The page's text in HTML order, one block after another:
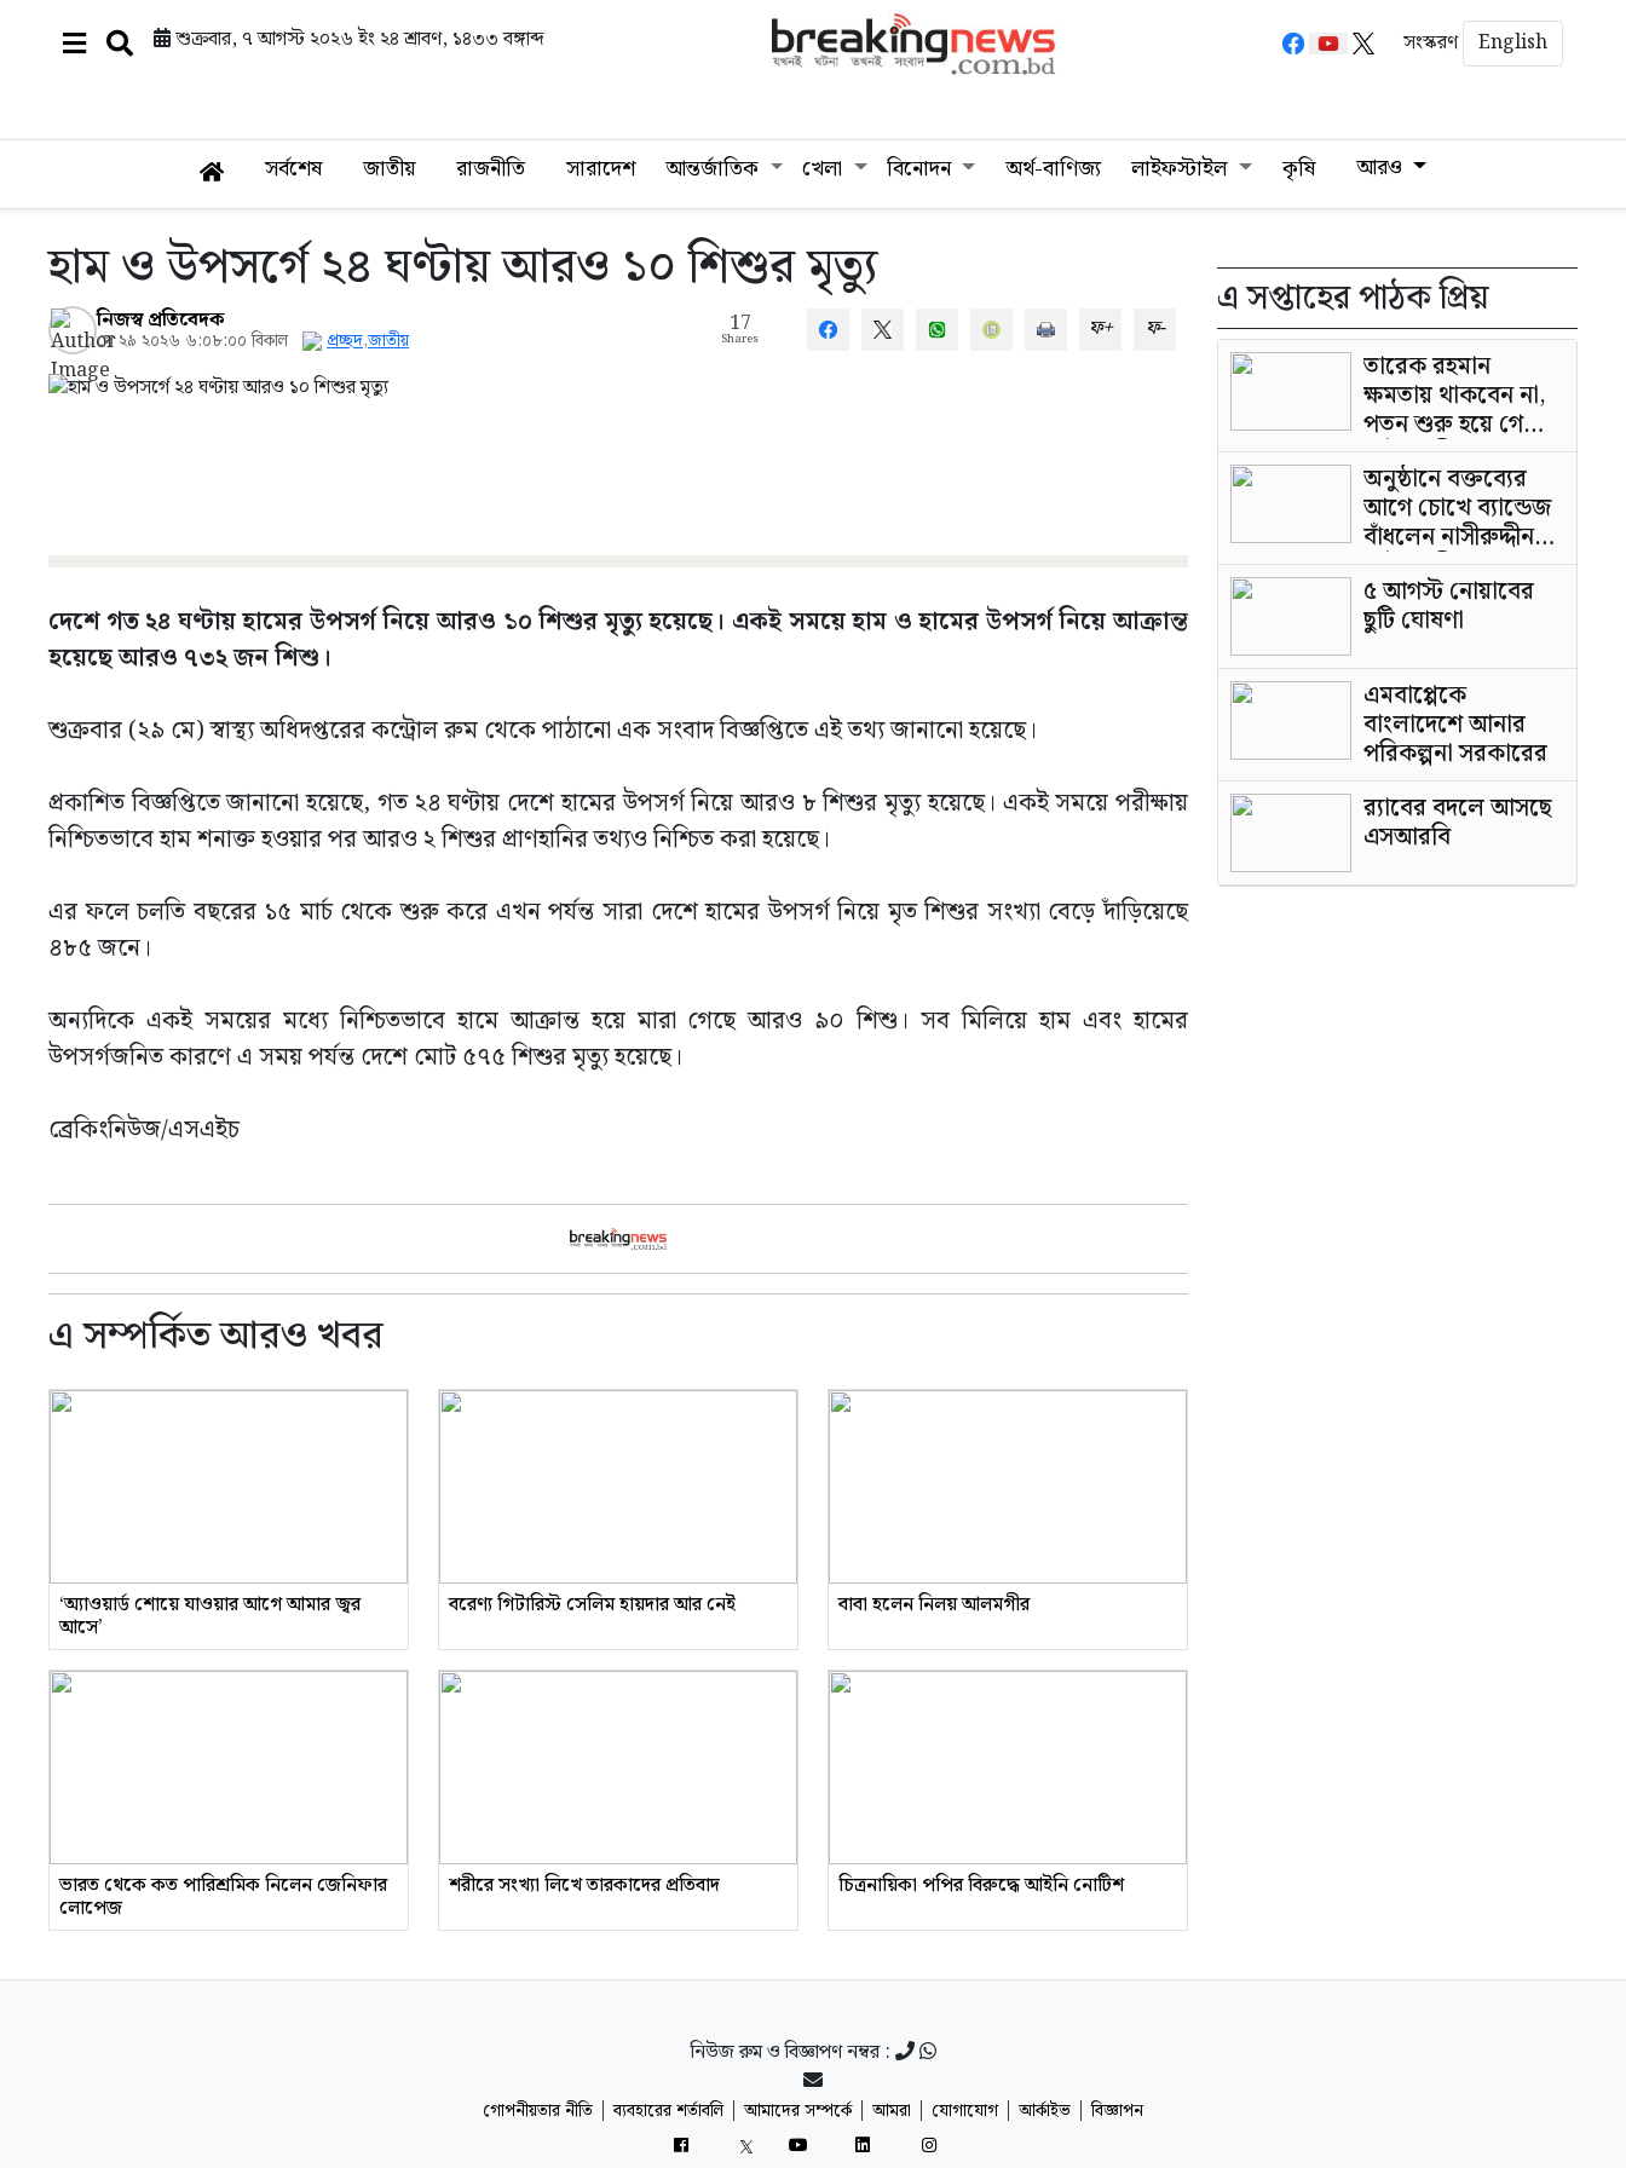
শুক্রবার, ৭ আগস্ট ২০২৬ ইং ২৪ শ্রাবণ, ১৪৩৩ বঙ্গাব্দ সংস্করণ English
সর্বশেষ জাতীয় রাজনীতি সারাদেশ আন্তর্জাতিক খেলা বিনোদন অর্থ-বাণিজ্য লাইফস্টাইল কৃষি আরও
হাম ও উপসর্গে ২৪ ঘণ্টায় আরও ১০ শিশুর মৃত্যু
নিজস্ব প্রতিবেদক
মে ২৯ ২০২৬ ৬:০৮:০০ বিকাল প্রচ্ছদ,জাতীয়
17
Shares ফ+ ফ-
দেশে গত ২৪ ঘণ্টায় হামের উপসর্গ নিয়ে আরও ১০ শিশুর মৃত্যু হয়েছে। একই সময়ে হাম ও হামের উপসর্গ নিয়ে আক্রান্ত
হয়েছে আরও ৭৩২ জন শিশু।
শুক্রবার (২৯ মে) স্বাস্থ্য অধিদপ্তরের কন্ট্রোল রুম থেকে পাঠানো এক সংবাদ বিজ্ঞপ্তিতে এই তথ্য জানানো হয়েছে।
প্রকাশিত বিজ্ঞপ্তিতে জানানো হয়েছে, গত ২৪ ঘণ্টায় দেশে হামের উপসর্গ নিয়ে আরও ৮ শিশুর মৃত্যু হয়েছে। একই সময়ে পরীক্ষায়
নিশ্চিতভাবে হাম শনাক্ত হওয়ার পর আরও ২ শিশুর প্রাণহানির তথ্যও নিশ্চিত করা হয়েছে।
এর ফলে চলতি বছরের ১৫ মার্চ থেকে শুরু করে এখন পর্যন্ত সারা দেশে হামের উপসর্গ নিয়ে মৃত শিশুর সংখ্যা বেড়ে দাঁড়িয়েছে
৪৮৫ জনে।
অন্যদিকে একই সময়ের মধ্যে নিশ্চিতভাবে হামে আক্রান্ত হয়ে মারা গেছে আরও ৯০ শিশু। সব মিলিয়ে হাম এবং হামের
উপসর্গজনিত কারণে এ সময় পর্যন্ত দেশে মোট ৫৭৫ শিশুর মৃত্যু হয়েছে।
ব্রেকিংনিউজ/এসএইচ
এ সম্পর্কিত আরও খবর
‘অ্যাওয়ার্ড শোয়ে যাওয়ার আগে আমার জ্বর
আসে’
বরেণ্য গিটারিস্ট সেলিম হায়দার আর নেই বাবা হলেন নিলয় আলমগীর
ভারত থেকে কত পারিশ্রমিক নিলেন জেনিফার
লোপেজ
শরীরে সংখ্যা লিখে তারকাদের প্রতিবাদ চিত্রনায়িকা পপির বিরুদ্ধে আইনি নোটিশ
এ সপ্তাহের পাঠক প্রিয়
তারেক রহমান
ক্ষমতায় থাকবেন না,
পতন শুরু হয়ে গেছে:
পাটওয়ারী
অনুষ্ঠানে বক্তব্যের
আগে চোখে ব্যান্ডেজ
বাঁধলেন নাসীরুদ্দীন
পাটওয়ারী
৫ আগস্ট নোয়াবের
ছুটি ঘোষণা
এমবাপ্পেকে
বাংলাদেশে আনার
পরিকল্পনা সরকারের
র‍্যাবের বদলে আসছে
এসআরবি
নিউজ রুম ও বিজ্ঞাপণ নম্বর :
গোপনীয়তার নীতি |ব্যবহারের শর্তাবলি| আমাদের সম্পর্কে| আমরা | যোগাযোগ| আর্কাইভ |বিজ্ঞাপন